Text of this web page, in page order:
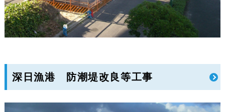
深日漁港 防潮堤改良等工事